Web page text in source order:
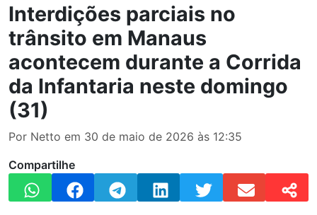
Interdições parciais no
trânsito em Manaus
acontecem durante a Corrida
da Infantaria neste domingo
(31)
Por Netto em 30 de maio de 2026 às 12:35
Compartilhe